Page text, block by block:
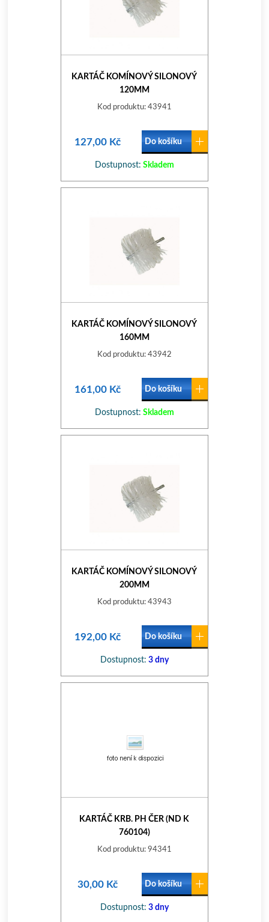
KARTÁČ KOMÍNOVÝ SILONOVÝ
120MM
Kod produktu: 43941
127,00 Kč Do košíku
Dostupnost: Skladem
KARTÁČ KOMÍNOVÝ SILONOVÝ
160MM
Kod produktu: 43942
161,00 Kč Do košíku
Dostupnost: Skladem
KARTÁČ KOMÍNOVÝ SILONOVÝ
200MM
Kod produktu: 43943
192,00 Kč Do košíku
Dostupnost: 3 dny
KARTÁČ KRB. PH ČER (ND K
760104)
Kod produktu: 94341
30,00 Kč Do košíku
Dostupnost: 3 dny